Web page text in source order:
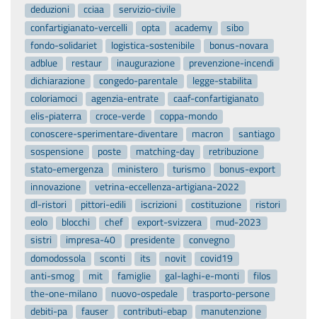
deduzioni
cciaa
servizio-civile
confartigianato-vercelli
opta academy
sibo
fondo-solidariet
logistica-sostenibile
bonus-novara
adblue
restaur inaugurazione
prevenzione-incendi
dichiarazione
congedo-parentale
legge-stabilita
coloriamoci
agenzia-entrate
caaf-confartigianato
elis-piaterra
croce-verde
coppa-mondo
conoscere-sperimentare-diventare
macron
santiago
sospensione
poste matching-day
retribuzione
stato-emergenza
ministero turismo
bonus-export
innovazione
vetrina-eccellenza-artigiana-2022
dl-ristori
pittori-edili iscrizioni costituzione
ristori
eolo
blocchi chef export-svizzera
mud-2023
sistri
impresa-40 presidente
convegno
domodossola
sconti its novit
covid19
anti-smog
mit famiglie gal-laghi-e-monti
filos
the-one-milano
nuovo-ospedale
trasporto-persone
debiti-pa
fauser contributi-ebap
manutenzione